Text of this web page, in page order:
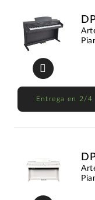
Entrega en 2/4